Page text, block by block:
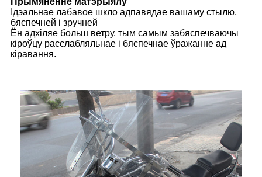
Ідэальнае лабавое шкло адпавядае вашаму стылю,
бяспечней і зручней
Ён адхіляе больш ветру, тым самым забяспечваючы
кіроўцу расслабляльнае і бяспечнае ўражанне ад
кіравання.